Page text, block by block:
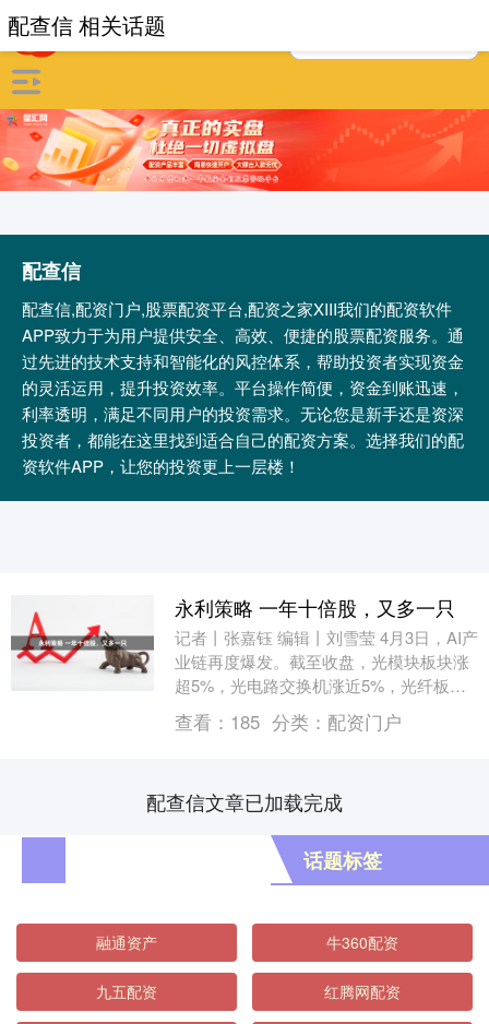
配查信
配查信,配资门户,股票配资平台,配资之家XIII‌我们的配资软件
APP致力于为用户提供安全、高效、便捷的股票配资服务。通
过先进的技术支持和智能化的风控体系，帮助投资者实现资金
的灵活运用，提升投资效率。平台操作简便，资金到账迅速，
利率透明，满足不同用户的投资需求。无论您是新手还是资深
投资者，都能在这里找到适合自己的配资方案。选择我们的配
资软件APP，让您的投资更上一层楼！
配查信 相关话题
永利策略 一年十倍股，又多一只
记者丨张嘉钰 编辑丨刘雪莹 4月3日，AI产
业链再度爆发。截至收盘，光模块板块涨
超5%，光电路交换机涨近5%，光纤板块
涨超2%。 AI产业链可谓牛股辈出。数据
宝....
查看： 185 分类： 配资门户
配查信文章已加载完成
话题标签
融通资产 牛360配资
九五配资 红腾网配资